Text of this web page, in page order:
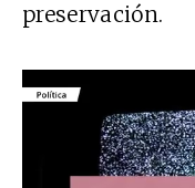
preservación.